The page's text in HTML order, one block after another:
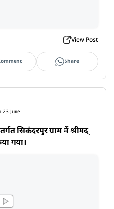
View Post
Share
23 June
सिकंदरपुर ग्राम में श्रीमद्
गया।